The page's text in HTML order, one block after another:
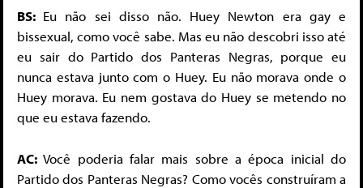
BS: Eu não sei disso não. Huey Newton era gay e
bissexual, como você sabe. Mas eu não descobri isso até
eu sair do Partido dos Panteras Negras, porque eu
nunca estava junto com o Huey. Eu não morava onde o
Huey morava. Eu nem gostava do Huey se metendo no
que eu estava fazendo.
AC:Você poderia falar mais sobre a época inicial do
Partido dos Panteras Negras? Como vocês construíram a